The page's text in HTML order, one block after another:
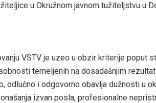
u Okružnom javnom tužiteljstvu u
VSTV je uzeo u obzir kriterije poput
temeljenih na dosadašnjim
odlučno i odgovorno obavlja dužnosti u
izvan posla, profesionalne